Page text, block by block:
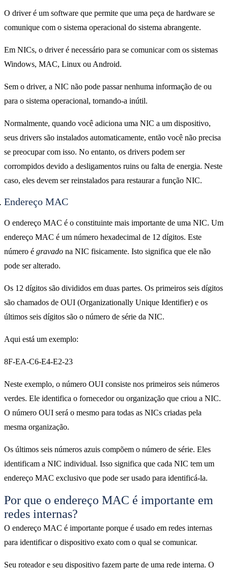
O driver é um software que permite que uma peça de hardware se
comunique com o sistema operacional do sistema abrangente.
Em NICs, o driver é necessário para se comunicar com os sistemas
Windows, MAC, Linux ou Android.
Sem o driver, a NIC não pode passar nenhuma informação de ou
para o sistema operacional, tornando-a inútil.
Normalmente, quando você adiciona uma NIC a um dispositivo,
seus drivers são instalados automaticamente, então você não precisa
se preocupar com isso. No entanto, os drivers podem ser
corrompidos devido a desligamentos ruins ou falta de energia. Neste
caso, eles devem ser reinstalados para restaurar a função NIC.
Endereço MAC
O endereço MAC é o constituinte mais importante de uma NIC. Um
endereço MAC é um número hexadecimal de 12 dígitos. Este
número é gravado na NIC fisicamente. Isto significa que ele não
pode ser alterado.
Os 12 dígitos são divididos em duas partes. Os primeiros seis dígitos
são chamados de OUI (Organizationally Unique Identifier) ​​e os
últimos seis dígitos são o número de série da NIC.
Aqui está um exemplo:
8F-EA-C6-E4-E2-23
Neste exemplo, o número OUI consiste nos primeiros seis números
verdes. Ele identifica o fornecedor ou organização que criou a NIC.
O número OUI será o mesmo para todas as NICs criadas pela
mesma organização.
Os últimos seis números azuis compõem o número de série. Eles
identificam a NIC individual. Isso significa que cada NIC tem um
endereço MAC exclusivo que pode ser usado para identificá-la.
Por que o endereço MAC é importante em
redes internas?
O endereço MAC é importante porque é usado em redes internas
para identificar o dispositivo exato com o qual se comunicar.
Seu roteador e seu dispositivo fazem parte de uma rede interna. O